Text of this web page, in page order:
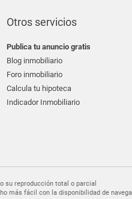
Otros servicios
Publica tu anuncio gratis
Blog inmobiliario
Foro inmobiliario
Calcula tu hipoteca
Indicador Inmobiliario
su reproducción total o parcial
más fácil con la disponibilidad de